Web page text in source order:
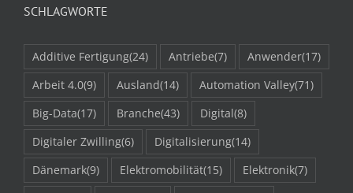
SCHLAGWORTE
Additive Fertigung(24) Antriebe(7) Anwender(17)
Arbeit 4.0(9) Ausland(14) Automation Valley(71)
Big-Data(17) Branche(43) Digital(8)
Digitaler Zwilling(6) Digitalisierung(14)
Dänemark(9) Elektromobilität(15) Elektronik(7)